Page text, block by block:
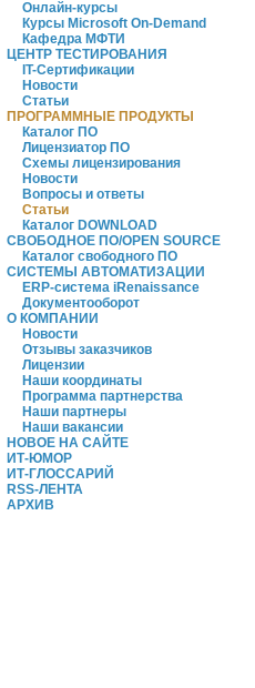
Онлайн-курсы
Курсы Microsoft On-Demand
Кафедра МФТИ
ЦЕНТР ТЕСТИРОВАНИЯ
IT-Сертификации
Новости
Статьи
ПРОГРАММНЫЕ ПРОДУКТЫ
Каталог ПО
Лицензиатор ПО
Схемы лицензирования
Новости
Вопросы и ответы
Статьи
Каталог DOWNLOAD
СВОБОДНОЕ ПО/OPEN SOURCE
Каталог свободного ПО
СИСТЕМЫ АВТОМАТИЗАЦИИ
ERP-система iRenaissance
Документооборот
О КОМПАНИИ
Новости
Отзывы заказчиков
Лицензии
Наши координаты
Программа партнерства
Наши партнеры
Наши вакансии
НОВОЕ НА САЙТЕ
ИТ-ЮМОР
ИТ-ГЛОССАРИЙ
RSS-ЛЕНТА
АРХИВ